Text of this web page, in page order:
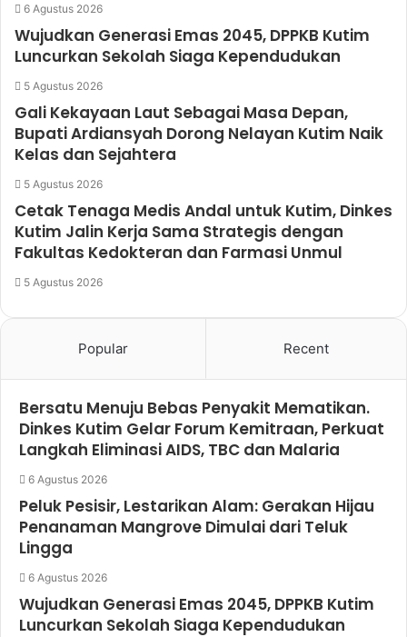
6 Agustus 2026
Wujudkan Generasi Emas 2045, DPPKB Kutim
Luncurkan Sekolah Siaga Kependudukan
5 Agustus 2026
Gali Kekayaan Laut Sebagai Masa Depan,
Bupati Ardiansyah Dorong Nelayan Kutim Naik
Kelas dan Sejahtera
5 Agustus 2026
Cetak Tenaga Medis Andal untuk Kutim, Dinkes
Kutim Jalin Kerja Sama Strategis dengan
Fakultas Kedokteran dan Farmasi Unmul
5 Agustus 2026
Popular Recent
Bersatu Menuju Bebas Penyakit Mematikan.
Dinkes Kutim Gelar Forum Kemitraan, Perkuat
Langkah Eliminasi AIDS, TBC dan Malaria
6 Agustus 2026
Peluk Pesisir, Lestarikan Alam: Gerakan Hijau
Penanaman Mangrove Dimulai dari Teluk
Lingga
6 Agustus 2026
Wujudkan Generasi Emas 2045, DPPKB Kutim
Luncurkan Sekolah Siaga Kependudukan